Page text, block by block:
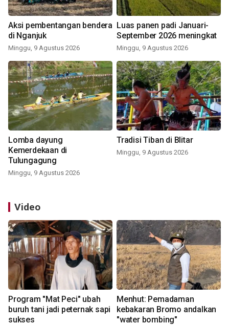
Aksi pembentangan bendera
di Nganjuk
Minggu, 9 Agustus 2026
Luas panen padi Januari-
September 2026 meningkat
Minggu, 9 Agustus 2026
Lomba dayung
Kemerdekaan di
Tulungagung
Minggu, 9 Agustus 2026
Tradisi Tiban di Blitar
Minggu, 9 Agustus 2026
Video
Program "Mat Peci" ubah
buruh tani jadi peternak sapi
sukses
Menhut: Pemadaman
kebakaran Bromo andalkan
"water bombing"